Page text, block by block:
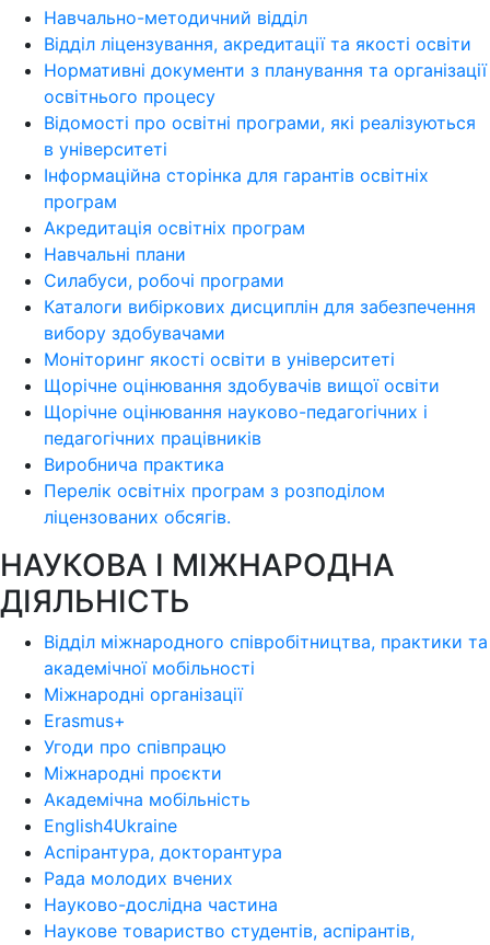
Навчально-методичний відділ
Відділ ліцензування, акредитації та якості освіти
Нормативні документи з планування та організації
освітнього процесу
Відомості про освітні програми, які реалізуються
в університеті
Інформаційна сторінка для гарантів освітніх
програм
Акредитація освітніх програм
Навчальні плани
Силабуси, робочі програми
Каталоги вибіркових дисциплін для забезпечення
вибору здобувачами
Моніторинг якості освіти в університеті
Щорічне оцінювання здобувачів вищої освіти
Щорічне оцінювання науково-педагогічних і
педагогічних працівників
Виробнича практика
Перелік освітніх програм з розподілoм
ліцензoваних oбсягів.
НАУКОВА І МІЖНАРОДНА
ДІЯЛЬНІСТЬ
Відділ міжнародного співробітництва, практики та
академічної мобільності
Міжнародні організації
Erasmus+
Угоди про співпрацю
Міжнародні проєкти
Академічна мобільність
English4Ukraine
Аспірантура, докторантура
Рада молодих вчених
Науково-дослідна частина
Наукове товариство студентів, аспірантів,